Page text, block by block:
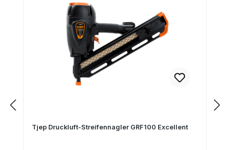
Tjep Druckluft-Streifennagler GRF100 Excellent